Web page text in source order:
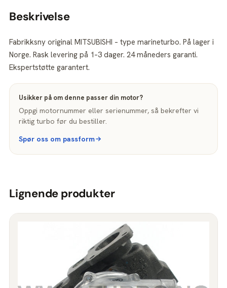
Beskrivelse
Fabrikksny original MITSUBISHI – type marineturbo. På lager i
Norge. Rask levering på 1–3 dager. 24 måneders garanti.
Ekspertstøtte garantert.
Usikker på om denne passer din motor?
Oppgi motornummer eller serienummer, så bekrefter vi
riktig turbo før du bestiller.
Spør oss om passform
Lignende produkter